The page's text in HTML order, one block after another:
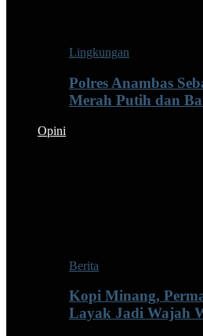
Lingkungan
Polres Anambas
Merah Putih dan
Opini
Berita
Kopi Minang,
Layak Jadi Wajah